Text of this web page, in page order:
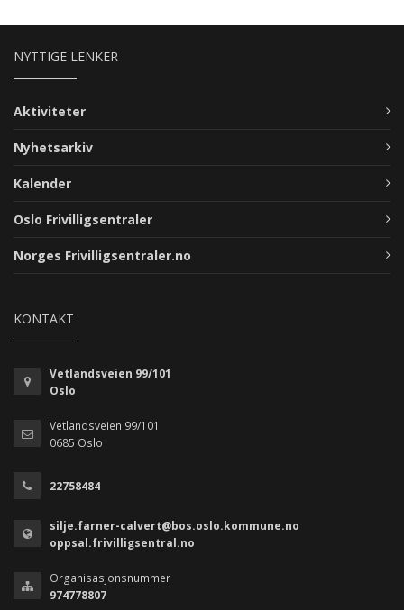
NYTTIGE LENKER
Aktiviteter
Nyhetsarkiv
Kalender
Oslo Frivilligsentraler
Norges Frivilligsentraler.no
KONTAKT
Vetlandsveien 99/101
Oslo
Vetlandsveien 99/101
0685 Oslo
22758484
silje.farner-calvert@bos.oslo.kommune.no
oppsal.frivilligsentral.no
Organisasjonsnummer
974778807